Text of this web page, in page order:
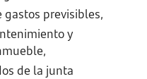
previsibles,
y
de la junta